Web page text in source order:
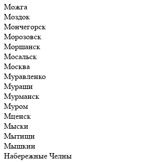
Можга
Моздок
Мончегорск
Морозовск
Моршанск
Мосальск
Москва
Муравленко
Мураши
Мурманск
Муром
Мценск
Мыски
Мытищи
Мышкин
Набережные Челны